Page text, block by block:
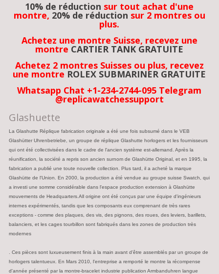
10% de réduction sur tout achat d'une
montre, 20% de réduction sur 2 montres ou
plus.
Achetez une montre Suisse, recevez une
montre CARTIER TANK GRATUITE
Achetez 2 montres Suisses ou plus, recevez
une montre ROLEX SUBMARINER GRATUITE
Whatsapp Chat +1-234-2744-095 Telegram
@replicawatchessupport
Glashuette
La Glashutte Réplique fabrication originale a été une fois subsumé dans le VEB
Glashütter Uhrenbetriebe, un groupe de réplique Glashutte horlogers et les fournisseurs
qui ont été collectivisées dans le cadre de l'ancien système est-allemand. Après la
réunification, la société a repris son ancien surnom de Glashütte Original, et en 1995, la
fabrication a publié une toute nouvelle collection. Plus tard, il a acheté la marque
Glashütte de l'Union. En 2000, la production a été vendue au groupe suisse Swatch, qui
a investi une somme considérable dans l'espace production extension à Glashütte
mouvements de Headquarters.All origine ont été conçus par une équipe d'ingénieurs
internes expérimentés, tandis que les composants eux comprenant de très rares
exceptions - comme des plaques, des vis, des pignons, des roues, des leviers, barillets,
balanciers, et les cages tourbillon sont fabriqués dans les zones de production très
modernes
. Ces pièces sont luxueusement finis à la main avant d'être assemblés par un groupe de
horlogers talentueux. En Mars 2010, l'entreprise a remporté le montre la récompense
d'année présenté par la montre-bracelet industrie publication Armbanduhren langue